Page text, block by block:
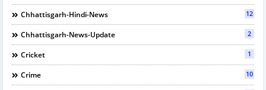
Chhattisgarh-Hindi-News 12
Chhattisgarh-News-Update 2
Cricket 1
Crime 10